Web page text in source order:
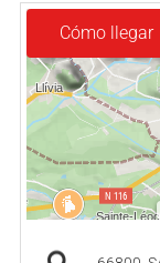
Cómo llegar